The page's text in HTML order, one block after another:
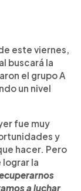
este viernes,
buscará la
el grupo A
un nivel
fue muy
y
hacer. Pero
lograr la
a luchar